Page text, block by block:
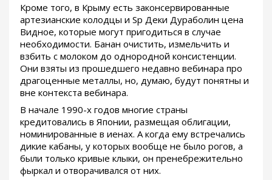
Кроме того, в Крыму есть законсервированные
артезианские колодцы и Sp Деки Дураболин цена
Видное, которые могут пригодиться в случае
необходимости. Банан очистить, измельчить и
взбить с молоком до однородной консистенции.
Они взяты из прошедшего недавно вебинара про
драгоценные металлы, но, думаю, будут понятны и
вне контекста вебинара.
В начале 1990-х годов многие страны
кредитовались в Японии, размещая облигации,
номинированные в иенах. А когда ему встречались
дикие кабаны, у которых вообще не было рогов, а
были только кривые клыки, он пренебрежительно
фыркал и отворачивался от них.